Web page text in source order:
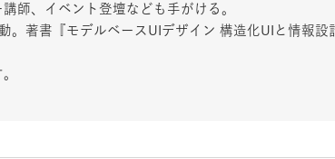
師、イベント登壇なども手がける。
。著書『モデルベースUIデザイン 構造化UIと情報設